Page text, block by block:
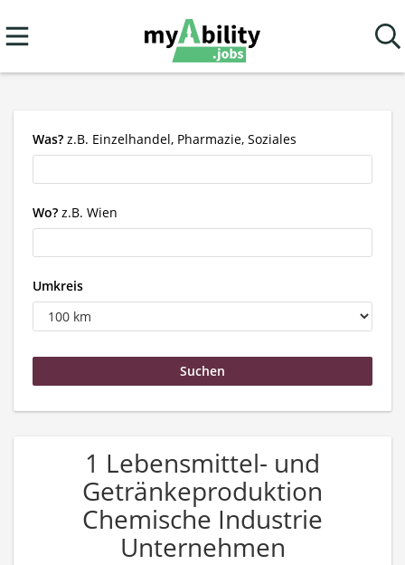
Was? z.B. Einzelhandel, Pharmazie, Soziales
Wo? z.B. Wien
Umkreis
1 Lebensmittel- und
Getränkeproduktion
Chemische Industrie
Unternehmen